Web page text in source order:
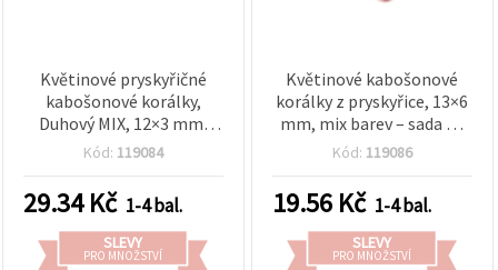
Květinové pryskyřičné
kabošonové korálky,
Duhový MIX, 12×3 mm,
průvlek 1 mm – 20 ks
Kód: 119084
29.34Kč 1-4 bal.
SLEVY
PRO MNOŽSTVÍ
Květinové kabošonové
korálky z pryskyřice, 13×6
mm, mix barev – sada 10
ks pro výrobu šperků a
Kód: 119086
19.56 Kč 1-4 bal.
SLEVY
PRO MNOŽSTVÍ